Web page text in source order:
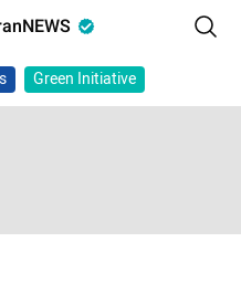
Green Initiative